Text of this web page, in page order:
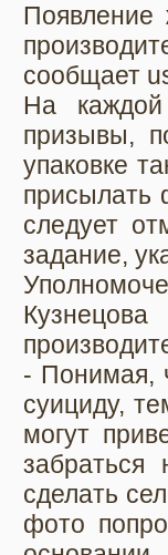
Появление
сообщает
На
призывы,
упаковке
присылать
следует
задание,
- Понимая,
суициду,
могут
сделать
фото